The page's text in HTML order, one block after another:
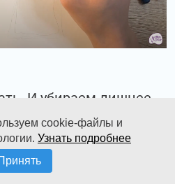
И убираем лишнее
cookie-файлы и
Узнать подробнее